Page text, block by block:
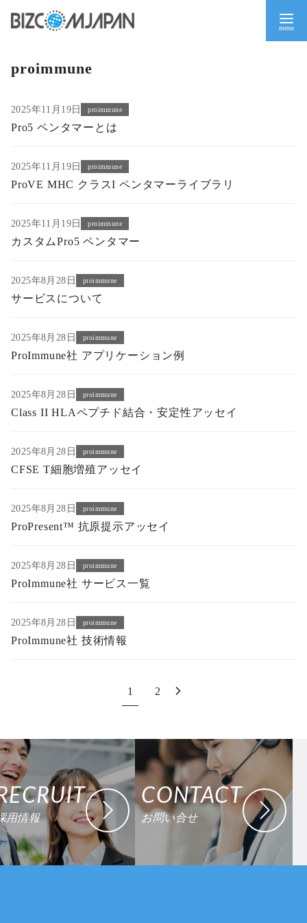
proimmune
2025年11月19日 proimmune
Pro5 ペンタマーとは
2025年11月19日 proimmune
ProVE MHC クラスI ペンタマーライブラリ
2025年11月19日 proimmune
カスタムPro5 ペンタマー
2025年8月28日 proimmune
サービスについて
2025年8月28日 proimmune
ProImmune社 アプリケーション例
2025年8月28日 proimmune
Class II HLAペプチド結合・安定性アッセイ
2025年8月28日 proimmune
CFSE T細胞増殖アッセイ
2025年8月28日 proimmune
ProPresent™ 抗原提示アッセイ
2025年8月28日 proimmune
ProImmune社 サービス一覧
2025年8月28日 proimmune
ProImmune社 技術情報
1 2
CONTACT